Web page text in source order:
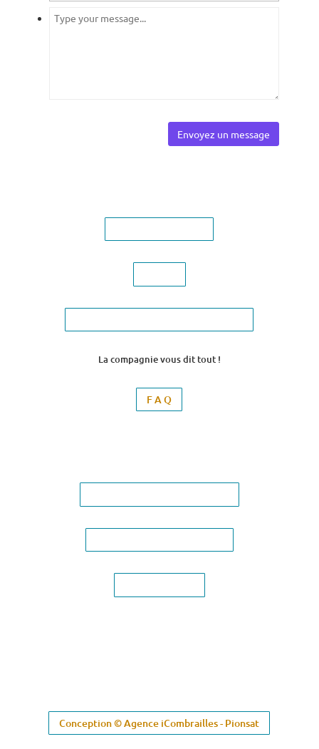
La compagnie vous dit tout !
F A Q
Conception © Agence iCombrailles - Pionsat